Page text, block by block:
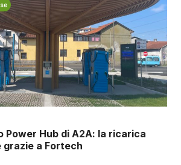
Power Hub di A2A: la ricarica
a Fortech